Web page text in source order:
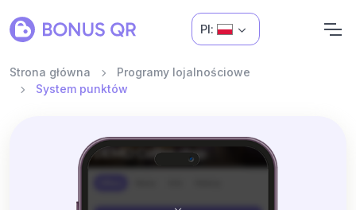
Pl:
Strona główna
Programy lojalnościowe
System punktów